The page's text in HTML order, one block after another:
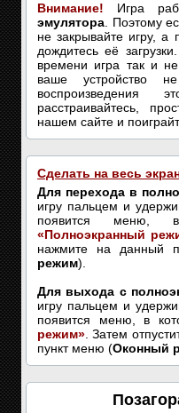
Внимание! Игра
эмулятора . Поэтому
не закрывайте игру, а
дождитесь её
времени игра так и не
ваше устройство
расстраивайтесь,
нашем сайте и
Сделать на весь
Для перехода в
игру пальцем и
появится меню,
«Полноэкранный
нажмите на данный
режим).
Для выхода с
игру пальцем и
появится меню, в
режим» . Затем
пункт меню (Оконный